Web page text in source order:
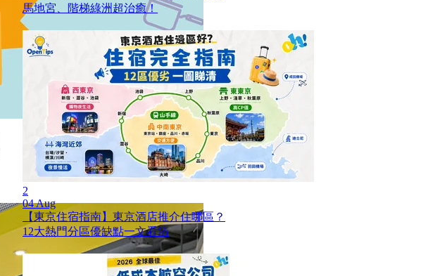
馬地宮、階梯綠洲超治癒！
2
04 Aug
【東京住宿指南】東京酒店推介住哪區？
12大熱門分區優缺點一文看清